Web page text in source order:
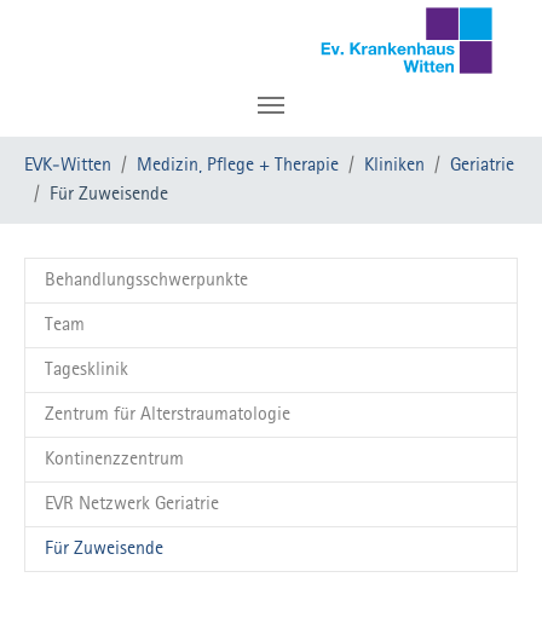
Sie sind hier:
EVK-Witten Medizin, Pflege + Therapie Kliniken
Geriatrie
Für Zuweisende
Behandlungsschwerpunkte
Team
Tagesklinik
Zentrum für Alterstraumatologie
Kontinenzzentrum
EVR Netzwerk Geriatrie
Für Zuweisende(current)